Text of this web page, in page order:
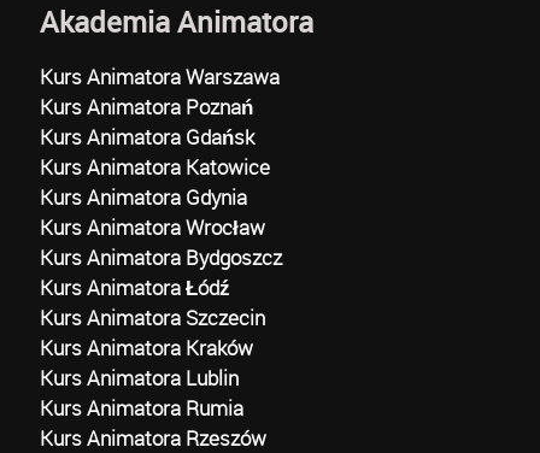
Akademia Animatora
Kurs Animatora Warszawa
Kurs Animatora Poznań
Kurs Animatora Gdańsk
Kurs Animatora Katowice
Kurs Animatora Gdynia
Kurs Animatora Wrocław
Kurs Animatora Bydgoszcz
Kurs Animatora Łódź
Kurs Animatora Szczecin
Kurs Animatora Kraków
Kurs Animatora Lublin
Kurs Animatora Rumia
Kurs Animatora Rzeszów